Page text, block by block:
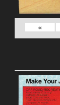
»